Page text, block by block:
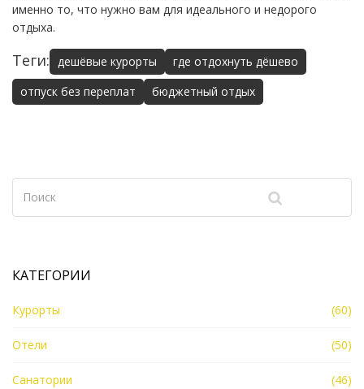
именно то, что нужно вам для идеального и недорого
отдыха.
Теги: дешёвые курорты
где отдохнуть дёшево
отпуск без переплат
бюджетный отдых
КАТЕГОРИИ
Курорты (60)
Отели (50)
Санатории (46)